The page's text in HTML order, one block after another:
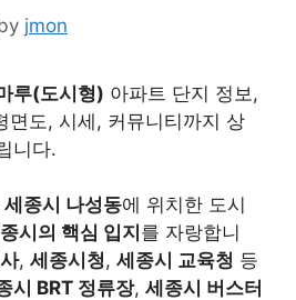
jmon
루(도시형) 아파트 단지 정보,
면도, 시세, 커뮤니티까지 상
니다.
세종시 나성동에 위치한 도시
시의 핵심 입지 를 자랑합니
, 세종시청, 세종시 교육청 등
시 BRT 정류장, 세종시 버스터